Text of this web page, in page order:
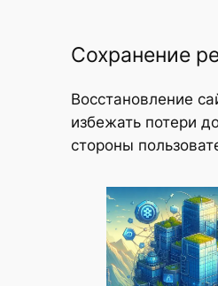
Сохранение
Восстановление
избежать потери
стороны